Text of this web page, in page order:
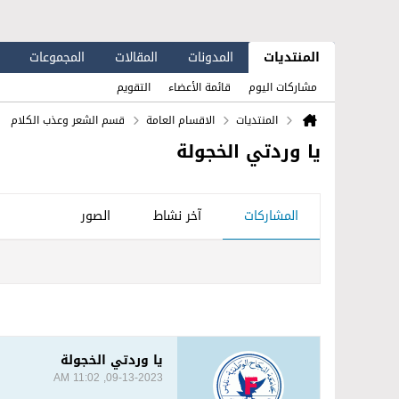
المنتديات المدونات المقالات المجموعات
مشاركات اليوم قائمة الأعضاء
التقويم
المنتديات
الاقسام العامة قسم الشعر وعذب الكلام
يا وردتي الخجولة
المشاركات آخر نشاط
الصور
يا وردتي الخجولة
09-13-2023, 11:02 AM